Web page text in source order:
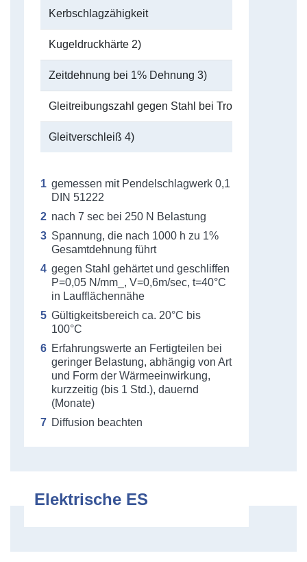
Kerbschlagzähigkeit
Kugeldruckhärte 2)
Zeitdehnung bei 1% Dehnung 3)
Gleitreibungszahl gegen Stahl bei Trockenlauf 4)
Gleitverschleiß 4)
gemessen mit Pendelschlagwerk 0,1
DIN 51222
nach 7 sec bei 250 N Belastung
Spannung, die nach 1000 h zu 1%
Gesamtdehnung führt
gegen Stahl gehärtet und geschliffen
P=0,05 N/mm_, V=0,6m/sec, t=40°C
in Laufflächennähe
Gültigkeitsbereich ca. 20°C bis
100°C
Erfahrungswerte an Fertigteilen bei
geringer Belastung, abhängig von Art
und Form der Wärmeeinwirkung,
kurzzeitig (bis 1 Std.), dauernd
(Monate)
Diffusion beachten
Elektrische ES